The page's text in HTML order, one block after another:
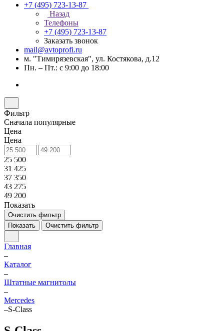
+7 (495) 723-13-87
Назад
Телефоны
+7 (495) 723-13-87
Заказать звонок
mail@avtoprofi.ru
м. "Тимирязевская", ул. Костякова, д.12
Пн. – Пт.: с 9:00 до 18:00
Фильтр
Сначала популярные
Цена
Цена
25 500
31 425
37 350
43 275
49 200
Показать
Очистить фильтр
Показать
Очистить фильтр
Главная
–
Каталог
–
Штатные магнитолы
–
Mercedes
–S-Class